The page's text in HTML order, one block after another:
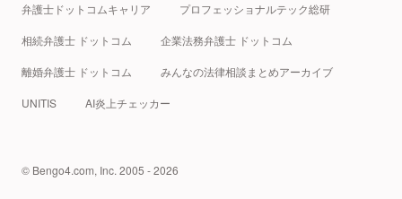
弁護士ドットコムキャリア プロフェッショナルテック総研
相続弁護士 ドットコム 企業法務弁護士 ドットコム
離婚弁護士 ドットコム みんなの法律相談まとめアーカイブ
UNITIS AI炎上チェッカー
© Bengo4.com, Inc. 2005 - 2026